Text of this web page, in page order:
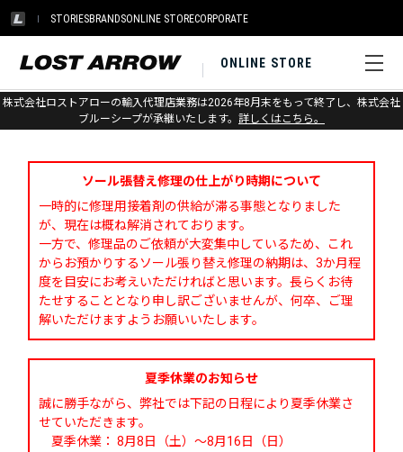
STORIESBRANDSONLINE STORECORPORATE
ONLINE STORE
株式会社ロストアローの輸入代理店業務は2026年8月末をもって終了し、株式会社
ブルーシープが承継いたします。 詳しくはこちら。
お問い合わせ
ソール張替え修理の仕上がり時期について
一時的に修理用接着剤の供給が滞る事態となりました
が、現在は概ね解消されております。
一方で、修理品のご依頼が大変集中しているため、これ
からお預かりするソール張り替え修理の納期は、3か月程
度を目安にお考えいただければと思います。長らくお待
たせすることとなり申し訳ございませんが、何卒、ご理
解いただけますようお願いいたします。
夏季休業のお知らせ
誠に勝手ながら、弊社では下記の日程により夏季休業さ
せていただきます。
夏季休業： 8月8日（土）～8月16日（日）